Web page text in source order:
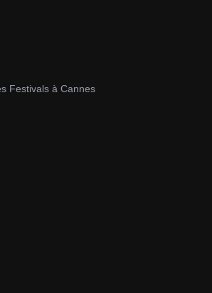
Festivals à Cannes